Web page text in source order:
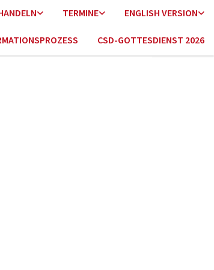
TERMINE ENGLISH VERSION
CSD-GOTTESDIENST 2026